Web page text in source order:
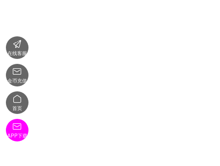

在线客服

金币充值

首页

APP下载